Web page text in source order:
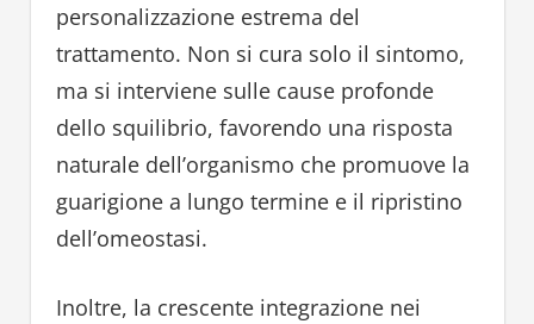
personalizzazione estrema del
trattamento. Non si cura solo il sintomo,
ma si interviene sulle cause profonde
dello squilibrio, favorendo una risposta
naturale dell’organismo che promuove la
guarigione a lungo termine e il ripristino
dell’omeostasi.
Inoltre, la crescente integrazione nei